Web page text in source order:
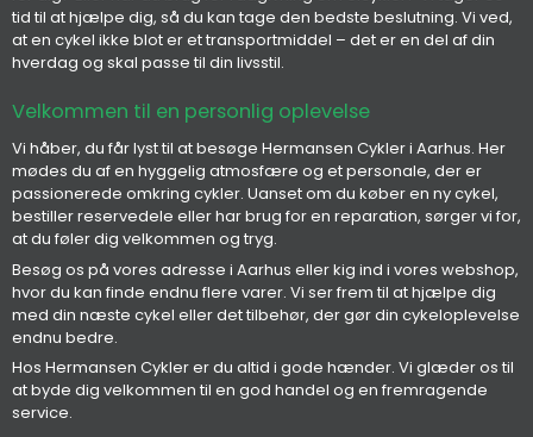
tid til at hjælpe dig, så du kan tage den bedste beslutning. Vi ved,
at en cykel ikke blot er et transportmiddel – det er en del af din
hverdag og skal passe til din livsstil.
Velkommen til en personlig oplevelse
Vi håber, du får lyst til at besøge Hermansen Cykler i Aarhus. Her
mødes du af en hyggelig atmosfære og et personale, der er
passionerede omkring cykler. Uanset om du køber en ny cykel,
bestiller reservedele eller har brug for en reparation, sørger vi for,
at du føler dig velkommen og tryg.
Besøg os på vores adresse i Aarhus eller kig ind i vores webshop,
hvor du kan finde endnu flere varer. Vi ser frem til at hjælpe dig
med din næste cykel eller det tilbehør, der gør din cykeloplevelse
endnu bedre.
Hos Hermansen Cykler er du altid i gode hænder. Vi glæder os til
at byde dig velkommen til en god handel og en fremragende
service.